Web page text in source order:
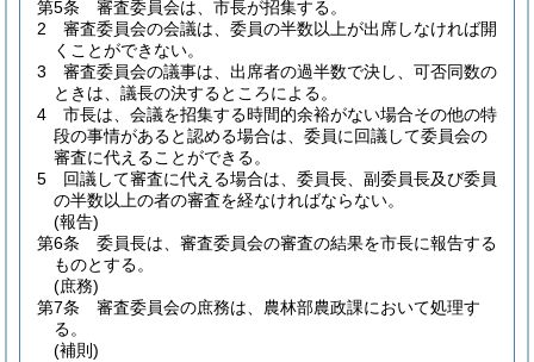
第5条
審査委員会は、市長が招集する。
2
審査委員会の会議は、委員の半数以上が出席しなければ開
くことができない。
3
審査委員会の議事は、出席者の過半数で決し、可否同数の
ときは、議長の決するところによる。
4
市長は、会議を招集する時間的余裕がない場合その他の特
段の事情があると認める場合は、委員に回議して委員会の
審査に代えることができる。
5
回議して審査に代える場合は、委員長、副委員長及び委員
の半数以上の者の審査を経なければならない。
(報告)
第6条
委員長は、審査委員会の審査の結果を市長に報告する
ものとする。
(庶務)
第7条
審査委員会の庶務は、農林部農政課において処理す
る。
(補則)